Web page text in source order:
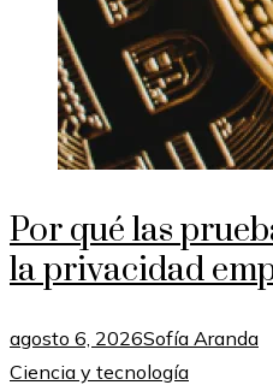
Por qué las
la privacidad
agosto 6, 2026Sofía Aranda
Ciencia y tecnología